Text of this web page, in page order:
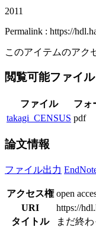
2011
Permalink : https://
このアイテムのアク
閲覧可能ファイル
ファイル フォ
takagi_CENSUS pdf
論文情報
ファイル出力
アクセス権 open
URI
https://
タイトル
まだ終